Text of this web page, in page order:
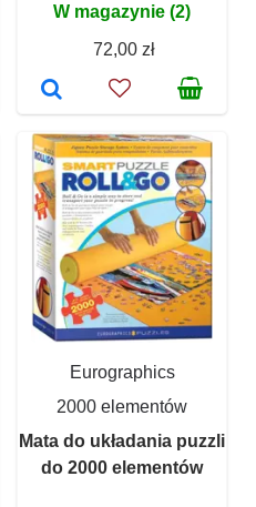
W magazynie (2)
72,00 zł
Eurographics
2000 elementów
Mata do układania puzzli
do 2000 elementów